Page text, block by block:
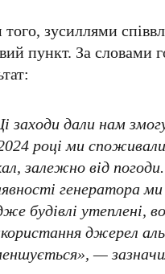
зусиллями
пункт. За словами
заходи дали нам
роціми
, залежно від
генератора ми
будівлі утеплені,
джерел
—